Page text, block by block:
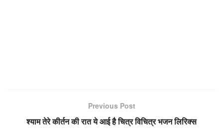
Previous Post
श्याम तेरे कीर्तन की रात ये आई है चित्र विचित्र भजन लिरिक्स